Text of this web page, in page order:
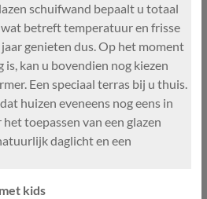
schuifwand bepaalt u totaal
betreft temperatuur en frisse
genieten dus. Op het moment
kan u bovendien nog kiezen
Een speciaal terras bij u thuis.
huizen eveneens nog eens in
toepassen van een glazen
daglicht en een
kids